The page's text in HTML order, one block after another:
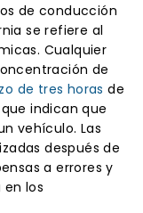
de conducción
se refiere al
Cualquier
de
de tres horas de
indican que
vehículo. Las
después de
a errores y
los